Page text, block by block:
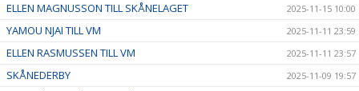
ELLEN MAGNUSSON TILL SKÅNELAGET 2025-11-15 10:00
YAMOU NJAI TILL VM 2025-11-11 23:59
ELLEN RASMUSSEN TILL VM 2025-11-11 23:57
SKÅNEDERBY 2025-11-09 19:57